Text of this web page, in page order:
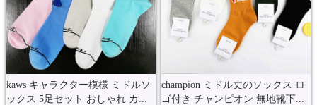
kaws キャラクター模様 ミドルソ
ックス 5足セット おしゃれ カ...
champion ミドル丈のソックス ロ
ゴ付き チャンピオン 無地靴下...